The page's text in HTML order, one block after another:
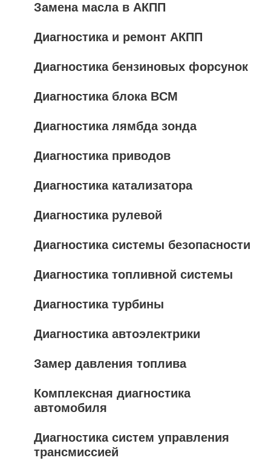
Замена масла в АКПП
Диагностика и ремонт АКПП
Диагностика бензиновых форсунок
Диагностика блока BCM
Диагностика лямбда зонда
Диагностика приводов
Диагностика катализатора
Диагностика рулевой
Диагностика системы безопасности
Диагностика топливной системы
Диагностика турбины
Диагностика автоэлектрики
Замер давления топлива
Комплексная диагностика
автомобиля
Диагностика систем управления
трансмиссией